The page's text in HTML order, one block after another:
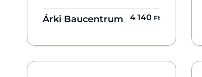
Árki Baucentrum 4 140 Ft